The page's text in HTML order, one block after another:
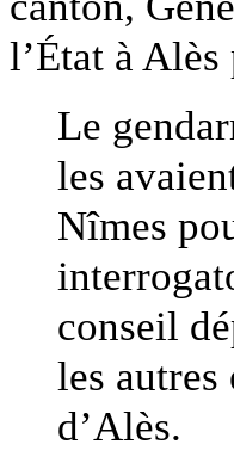
l’État à
Le
les
Nîmes
conseil
les
d’Alès.